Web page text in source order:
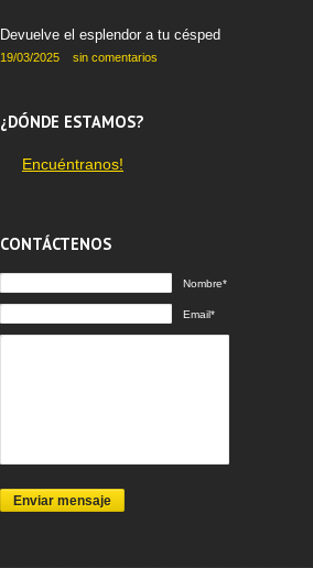
Devuelve el esplendor a tu césped
19/03/2025 sin comentarios
¿DÓNDE ESTAMOS?
Encuéntranos!
CONTÁCTENOS
Nombre*
Email*
Enviar mensaje